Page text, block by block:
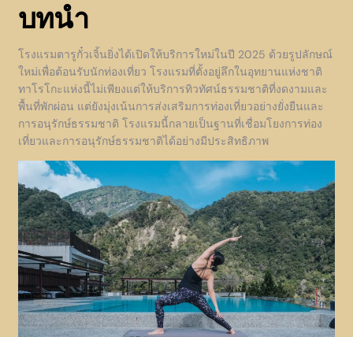
บทนำ
โรงแรมตารูกั๋วเจิ้นยิ่งได้เปิดให้บริการใหม่ในปี 2025 ด้วยรูปลักษณ์
ใหม่เพื่อต้อนรับนักท่องเที่ยว โรงแรมที่ตั้งอยู่ลึกในอุทยานแห่งชาติ
ทาโรโกะแห่งนี้ไม่เพียงแต่ให้บริการทิวทัศน์ธรรมชาติที่งดงามและ
พื้นที่พักผ่อน แต่ยังมุ่งเน้นการส่งเสริมการท่องเที่ยวอย่างยั่งยืนและ
การอนุรักษ์ธรรมชาติ โรงแรมนี้กลายเป็นฐานที่เชื่อมโยงการท่อง
เที่ยวและการอนุรักษ์ธรรมชาติได้อย่างมีประสิทธิภาพ